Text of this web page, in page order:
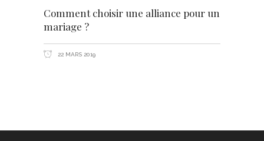
Comment choisir une alliance pour un
mariage ?
22 MARS 2019